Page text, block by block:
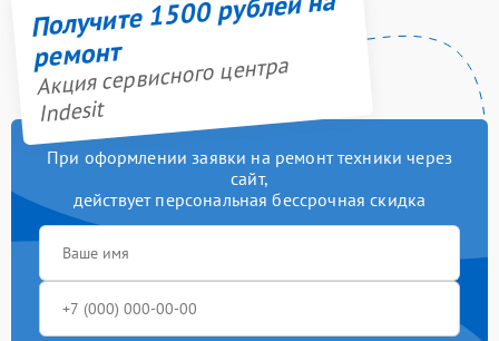
Получите 1500 рублей на
ремонт
Акция сервисного центра
Indesit
При оформлении заявки на ремонт техники через
сайт,
действует персональная бессрочная скидка